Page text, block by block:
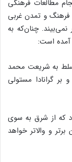
انجام مطالعات فرهنگی
فرهنگ و تمدن غربی
نمی‌بیند. چنان‌که به
است:
به شریعت محمد
بر گرانادا مستولی
که از شرق به سوی
و والاتر خواهد